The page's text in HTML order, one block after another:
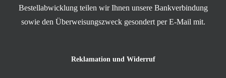
Bestellabwicklung teilen wir Ihnen unsere Bankverbindung
sowie den Überweisungszweck gesondert per E-Mail mit.
Reklamation und Widerruf